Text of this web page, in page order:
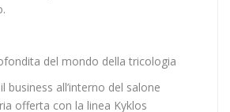
del mondo della tricologia
business all’interno del salone
offerta con la linea Kyklos